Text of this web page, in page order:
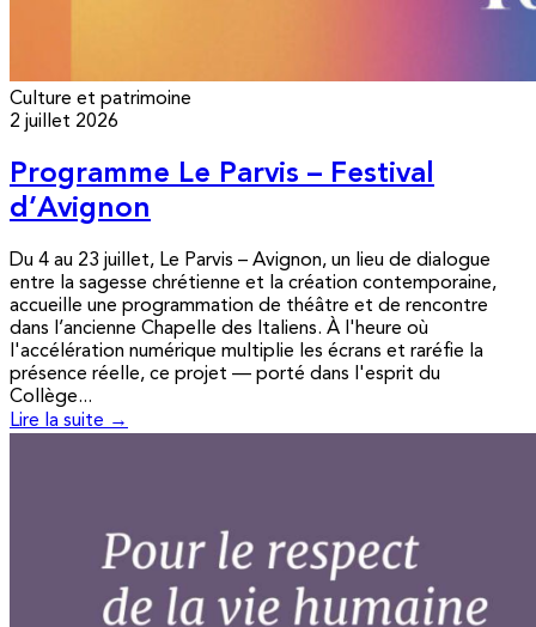
Culture et patrimoine
2 juillet 2026
Programme Le Parvis – Festival
d’Avignon
Du 4 au 23 juillet, Le Parvis – Avignon, un lieu de dialogue
entre la sagesse chrétienne et la création contemporaine,
accueille une programmation de théâtre et de rencontre
dans l’ancienne Chapelle des Italiens. À l'heure où
l'accélération numérique multiplie les écrans et raréfie la
présence réelle, ce projet — porté dans l'esprit du
Collège...
Lire la suite →